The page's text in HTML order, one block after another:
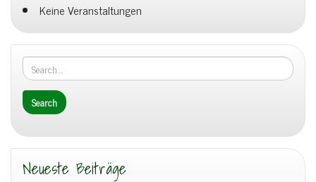
Keine Veranstaltungen
Neueste Beiträge